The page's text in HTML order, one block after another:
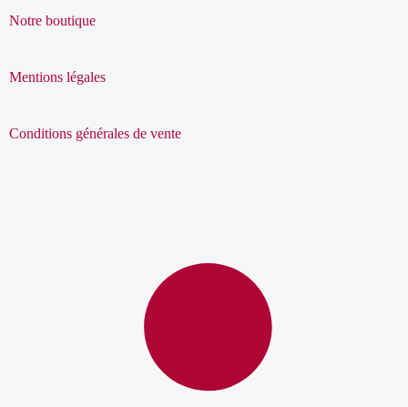
Notre boutique
Mentions légales
Conditions générales de vente